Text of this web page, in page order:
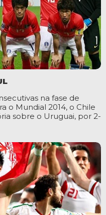
na fase de
o Mundial 2014, o Chile
sobre o Uruguai, por 2-